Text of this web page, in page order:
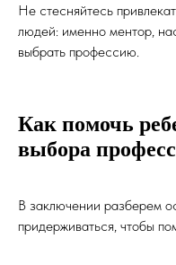
Не стесняйтесь
людей: именно ментор,
выбрать профессию.
Как помочь
выбора
В заключении разберем
придерживаться, чтобы